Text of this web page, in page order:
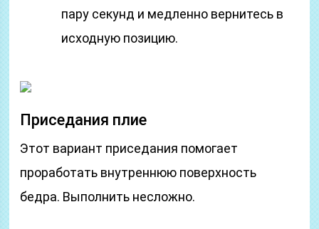
пару секунд и медленно вернитесь в
исходную позицию.
Приседания плие
Этот вариант приседания помогает
проработать внутреннюю поверхность
бедра. Выполнить несложно.